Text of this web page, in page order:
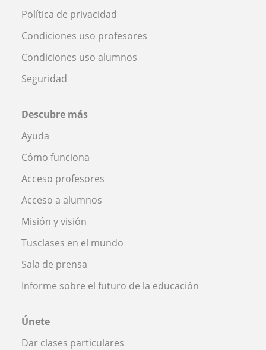
Política de privacidad
Condiciones uso profesores
Condiciones uso alumnos
Seguridad
Descubre más
Ayuda
Cómo funciona
Acceso profesores
Acceso a alumnos
Misión y visión
Tusclases en el mundo
Sala de prensa
Informe sobre el futuro de la educación
Únete
Dar clases particulares